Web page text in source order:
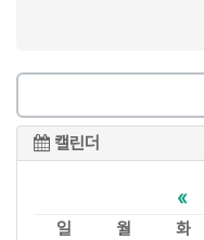
캘린더
«
일 월 화